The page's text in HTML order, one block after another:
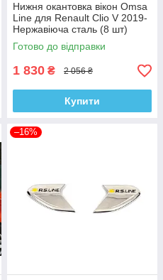
Нижня окантовка вікон Omsa
Line для Renault Clio V 2019-
Нержавіюча сталь (8 шт)
Готово до відправки
1 830 ₴ 2 056 ₴
Купити
–16%